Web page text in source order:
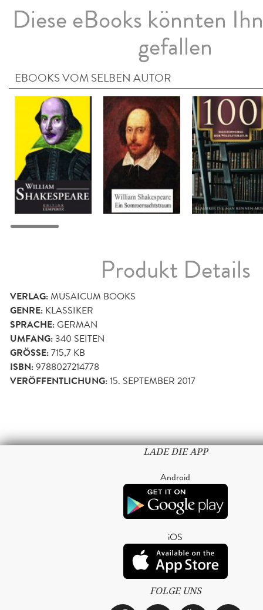
Diese eBooks könnten
gefallen
EBOOKS VOM SELBEN AUTOR
Produkt Details
VERLAG:MUSAICUM BOOKS
GENRE: KLASSIKER
SPRACHE:GERMAN
UMFANG:340 SEITEN
GRÖSSE: 715,7 KB
ISBN:9788027214778
VERÖFFENTLICHUNG:15. SEPTEMBER 2017
LADE DIE APP
Android
iOS
FOLGE UNS